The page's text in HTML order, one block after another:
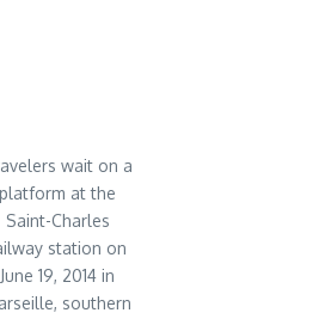
wait on a
platform at the
Saint-Charles
station on
June 19, 2014 in
southern